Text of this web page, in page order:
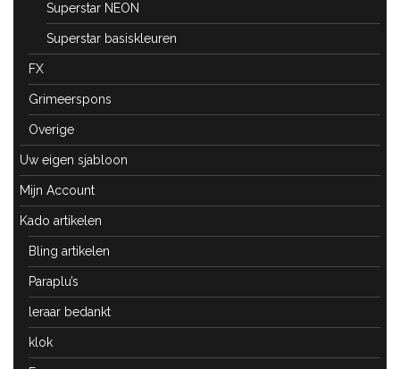
Superstar NEON
Superstar basiskleuren
FX
Grimeerspons
Overige
Uw eigen sjabloon
Mijn Account
Kado artikelen
Bling artikelen
Paraplu’s
leraar bedankt
klok